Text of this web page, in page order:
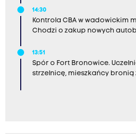
14:30
Kontrola CBA w wadowickim
Chodzi o zakup nowych
13:51
Spór o Fort Bronowice.
strzelnicę, mieszkańcy bronią